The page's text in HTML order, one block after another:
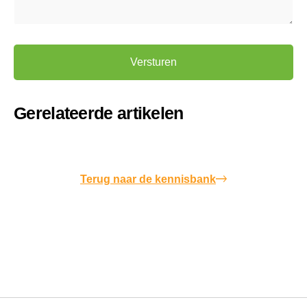
Gerelateerde artikelen
Terug naar de kennisbank